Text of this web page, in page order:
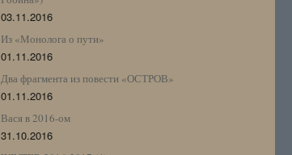
03.11.2016
Из «Монолога о пути»
01.11.2016
Два фрагмента из повести «ОСТРОВ»
01.11.2016
Вася в 2016-ом
31.10.2016